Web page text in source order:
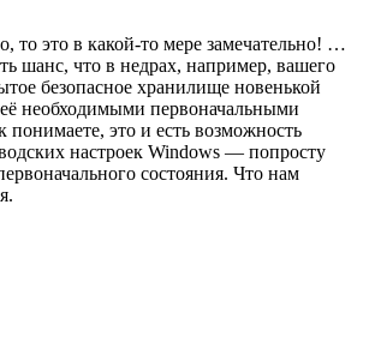
то это в какой-то мере замечательно! …
шанс, что в недрах, например, вашего
безопасное хранилище новенькой
необходимыми первоначальными
это и есть возможность
настроек Windows — попросту
состояния. Что нам